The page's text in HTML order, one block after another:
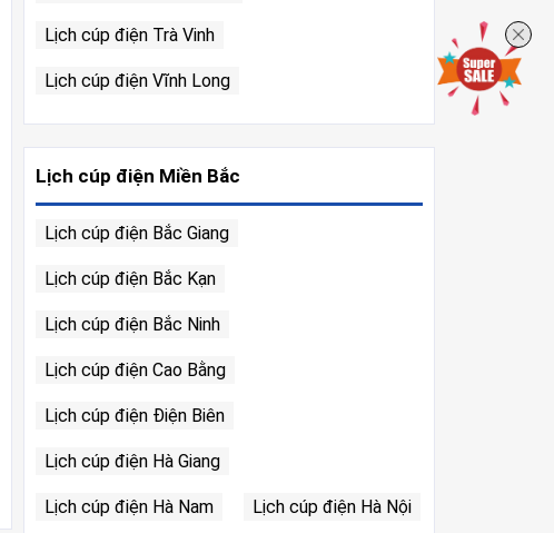
Lịch cúp điện Trà Vinh
Lịch cúp điện Vĩnh Long
Lịch cúp điện Miền Bắc
Lịch cúp điện Bắc Giang
Lịch cúp điện Bắc Kạn
Lịch cúp điện Bắc Ninh
Lịch cúp điện Cao Bằng
Lịch cúp điện Điện Biên
Lịch cúp điện Hà Giang
Lịch cúp điện Hà Nam Lịch cúp điện Hà Nội